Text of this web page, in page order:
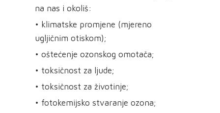
na nas i okoliš:
• klimatske promjene (mjereno
ugljičnim otiskom);
• oštećenje ozonskog omotača;
• toksičnost za ljude;
• toksičnost za životinje;
• fotokemijsko stvaranje ozona;